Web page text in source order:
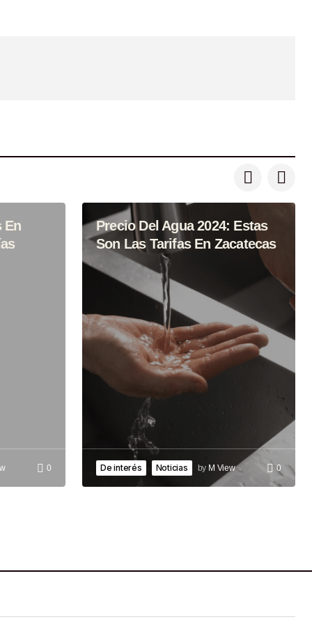
En
0
Precio Del Agua 2024: Estas
Son Las Tarifas En Zacatecas
De interés Noticias by M View 0